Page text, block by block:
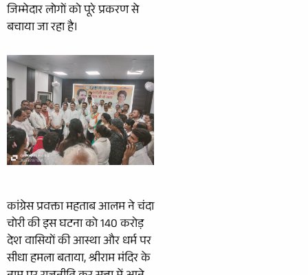
जिम्मेदार लोगों को पूरे प्रकरण से
बचाया जा रहा है।
कांग्रेस प्रवक्ता महताब आलम ने चंदा
चोरी की इस घटना को 140 करोड़
देश वासियों की आस्था और धर्म पर
सीधा हमला बताया, श्रीराम मंदिर के